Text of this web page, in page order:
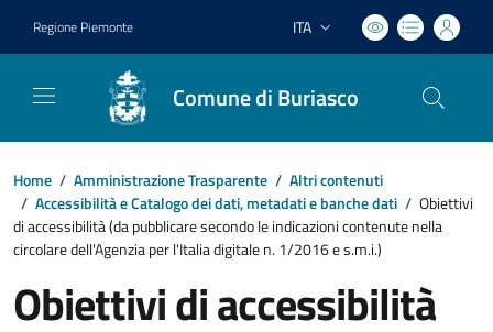
Regione Piemonte Lingua attiva:
ITA
Comune di Buriasco
Home / Amministrazione Trasparente / Altri contenuti
/ Accessibilità e Catalogo dei dati, metadati e banche dati / Obiettivi
di accessibilità (da pubblicare secondo le indicazioni contenute nella
circolare dell'Agenzia per l'Italia digitale n. 1/2016 e s.m.i.)
Obiettivi di accessibilità